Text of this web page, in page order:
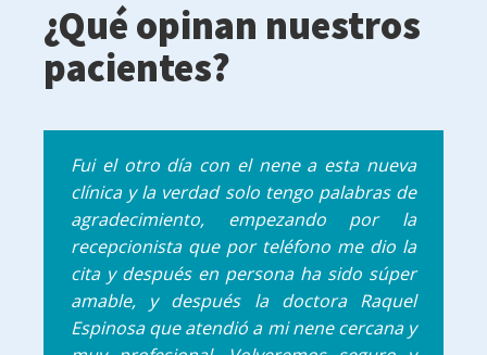
¿Qué opinan nuestros
pacientes?
Fui el otro día con el nene a esta nueva
clínica y la verdad solo tengo palabras de
agradecimiento, empezando por la
recepcionista que por teléfono me dio la
cita y después en persona ha sido súper
amable, y después la doctora Raquel
Espinosa que atendió a mi nene cercana y